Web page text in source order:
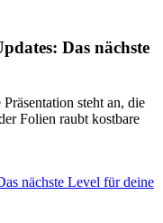
Das nächste
steht an, die
Folien raubt kostbare
nächste Level für deine